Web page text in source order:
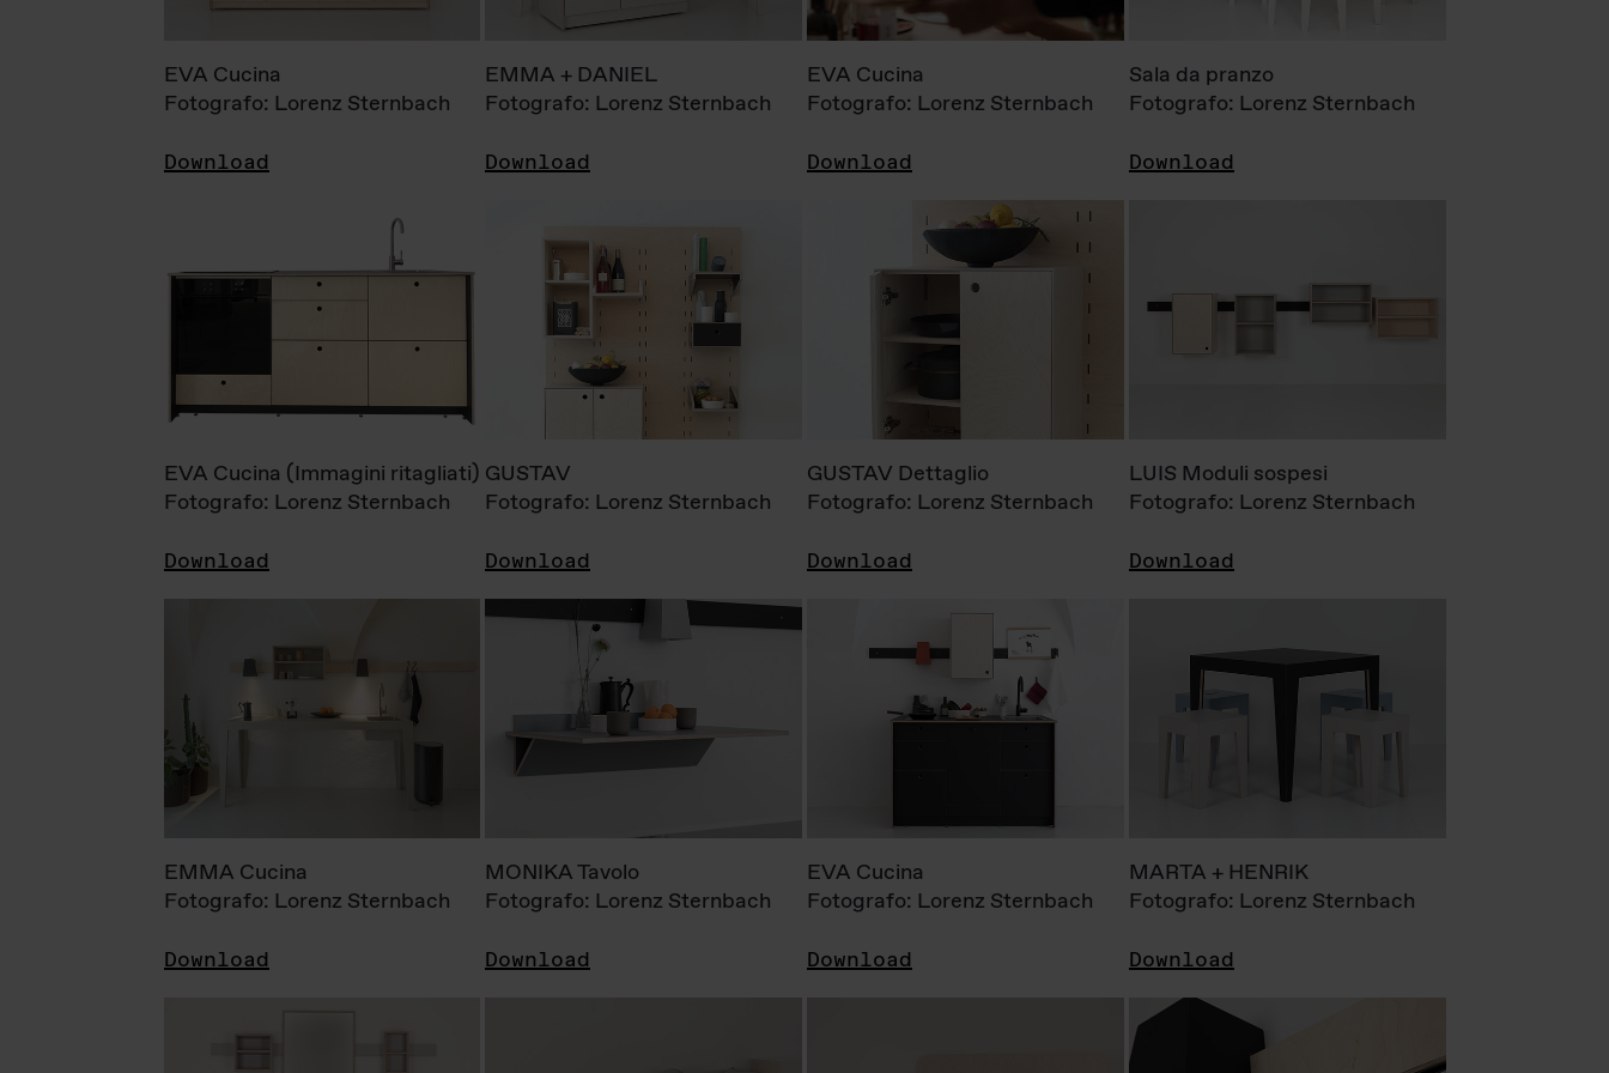
EVA Cucina
Fotografo: Lorenz Sternbach
Download
EMMA + DANIEL
Fotografo: Lorenz Sternbach
Download
EVA Cucina
Fotografo: Lorenz Sternbach
Download
Sala da pranzo
Fotografo: Lorenz Sternbach
Download
EVA Cucina (Immagini ritagliati)
Fotografo: Lorenz Sternbach
Download
GUSTAV
Fotografo: Lorenz Sternbach
Download
GUSTAV Dettaglio
Fotografo: Lorenz Sternbach
Download
LUIS Moduli sospesi
Fotografo: Lorenz Sternbach
Download
EMMA Cucina
Fotografo: Lorenz Sternbach
Download
MONIKA Tavolo
Fotografo: Lorenz Sternbach
Download
EVA Cucina
Fotografo: Lorenz Sternbach
Download
MARTA + HENRIK
Fotografo: Lorenz Sternbach
Download